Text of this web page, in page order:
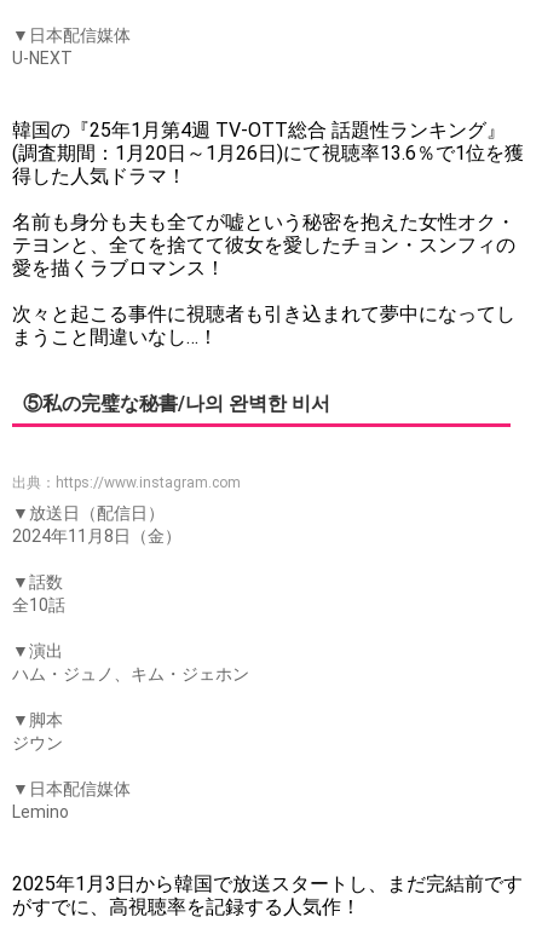
▼日本配信媒体
U-NEXT
韓国の『25年1月第4週 TV-OTT総合 話題性ランキング』
(調査期間：1月20日～1月26日)にて視聴率13.6％で1位を獲
得した人気ドラマ！
名前も身分も夫も全てが嘘という秘密を抱えた女性オク・
テヨンと、全てを捨てて彼女を愛したチョン・スンフィの
愛を描くラブロマンス！
次々と起こる事件に視聴者も引き込まれて夢中になってし
まうこと間違いなし…！
⑤私の完璧な秘書/나의 완벽한 비서
出典： https://www.instagram.com
▼放送日（配信日）
2024年11月8日（金）
▼話数
全10話
▼演出
ハム・ジュノ、キム・ジェホン
▼脚本
ジウン
▼日本配信媒体
Lemino
2025年1月3日から韓国で放送スタートし、まだ完結前です
がすでに、高視聴率を記録する人気作！